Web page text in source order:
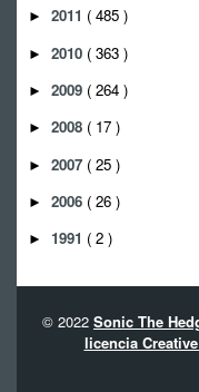
► 2011 ( 485 )
► 2010 ( 363 )
► 2009 ( 264 )
► 2008 ( 17 )
► 2007 ( 25 )
► 2006 ( 26 )
► 1991 ( 2 )
© 2022 Sonic The
licencia